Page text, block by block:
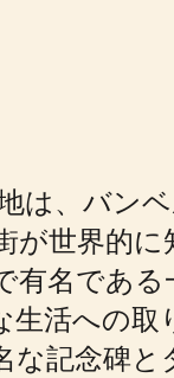
は、バン
が世界的
有名であ
生活への取
な記念碑と